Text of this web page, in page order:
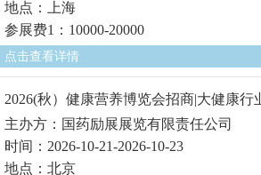
地点：上海
参展费1：10000-20000
点击查看详情
2026(秋）健康营养博览会招商|大健康行
主办方：国药励展展览有限责任公司
时间：2026-10-21-2026-10-23
地点：北京